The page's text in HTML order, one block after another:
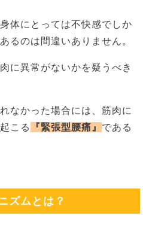
体にとっては不快感でしか
るのは間違いありません。
に異常がないかを疑うべき
なかった場合には、筋肉に
こる
『緊張型腰痛』 である
ズムとは？